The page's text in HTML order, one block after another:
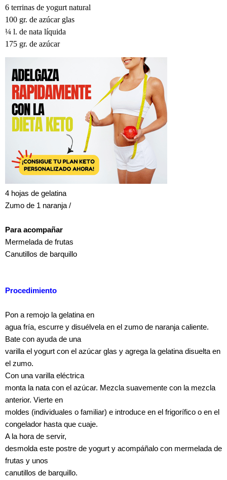
6 terrinas de yogurt natural
100 gr. de azúcar glas
¼ l. de nata líquida
175 gr. de azúcar
4 hojas de gelatina
Zumo de 1 naranja /
Para acompañar
Mermelada de frutas
Canutillos de barquillo
Procedimiento
Pon a remojo la gelatina en
agua fría, escurre y disuélvela en el zumo de naranja caliente.
Bate con ayuda de una
varilla el yogurt con el azúcar glas y agrega la gelatina disuelta en
el zumo.
Con una varilla eléctrica
monta la nata con el azúcar. Mezcla suavemente con la mezcla
anterior. Vierte en
moldes (individuales o familiar) e introduce en el frigorífico o en el
congelador hasta que cuaje.
A la hora de servir,
desmolda este postre de yogurt y acompáñalo con mermelada de
frutas y unos
canutillos de barquillo.